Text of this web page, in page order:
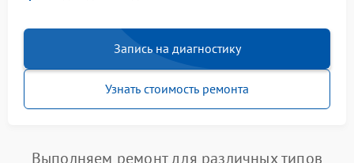
Запись на диагностику
Узнать стоимость ремонта
Выполняем ремонт для различных типов